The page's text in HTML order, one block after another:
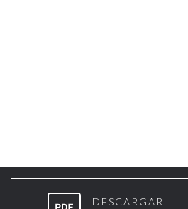
DESCARGAR